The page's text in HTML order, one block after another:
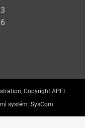
Copyright APEL
systém: SysCom